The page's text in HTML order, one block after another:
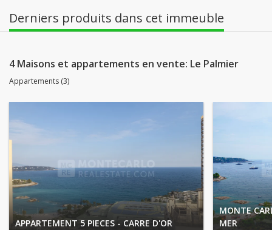
Derniers produits dans cet immeuble
4 Maisons et appartements en vente: Le Palmier
Appartements (3)
APPARTEMENT 5 PIECES - CARRE D'OR
MONTE
MER